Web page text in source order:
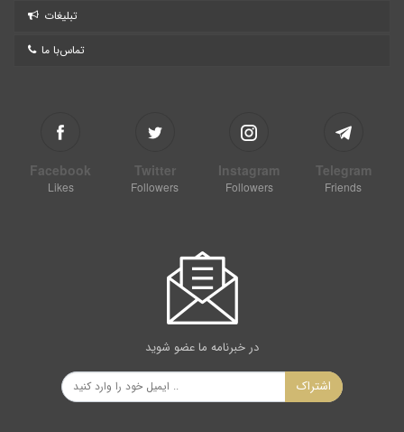
تبلیغات
تماس‌با ما
Facebook
Likes
Twitter
Followers
Instagram
Followers
Telegram
Friends
در خبرنامه ما عضو شوید
اشتراک